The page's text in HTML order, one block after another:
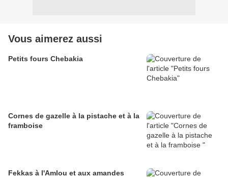
Vous aimerez aussi
Petits fours Chebakia
Cornes de gazelle à la pistache et à la
framboise
Fekkas à l'Amlou et aux amandes